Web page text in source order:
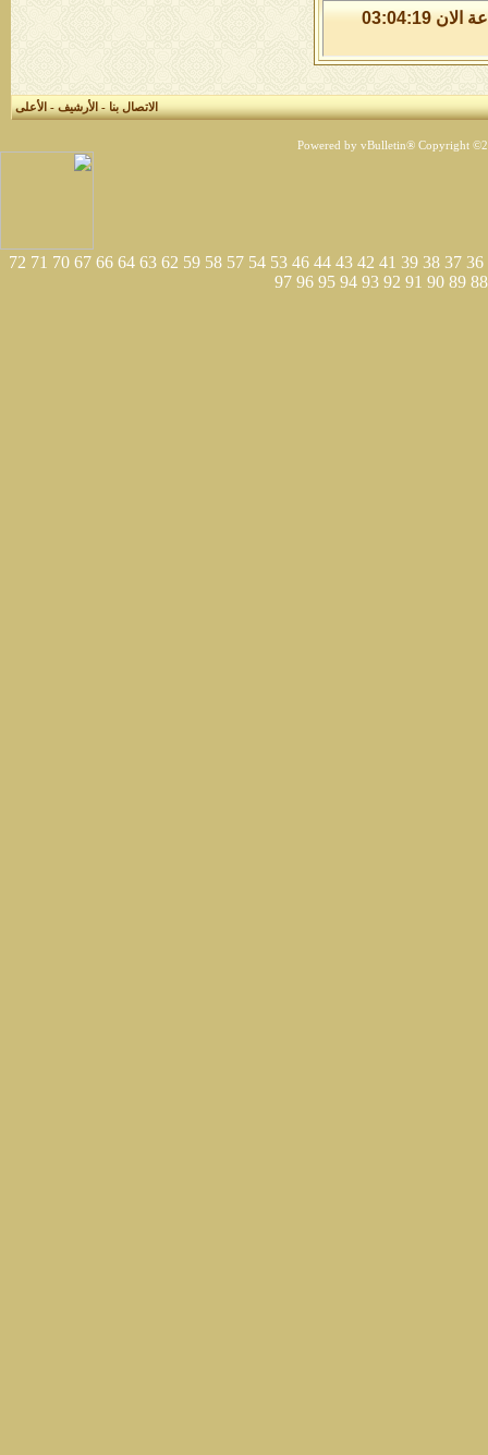
الاثنين 10 من اغسطس 2026 , الساعة الان 03:04:20
الاتصال بنا-الأرشيف-الأعلى
Powered by vBulletin® Copyright
36
37
38
39
41
42
43
44
46
53
54
57
58
59
62
63
64
66
67
70
71
72
88
89
90
91
92
93
94
95
96
97